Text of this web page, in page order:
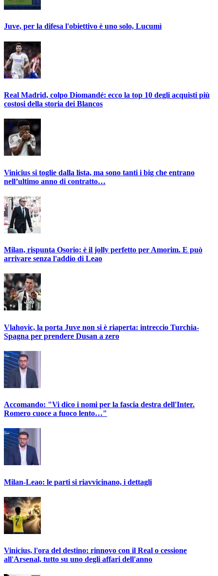
Juve, per la difesa l'obiettivo è uno solo, Lucumì
Real Madrid, colpo Diomandé: ecco la top 10 degli acquisti più
costosi della storia dei Blancos
Vinicius si toglie dalla lista, ma sono tanti i big che entrano
nell’ultimo anno di contratto…
Milan, rispunta Osorio: è il jolly perfetto per Amorim. E può
arrivare senza l'addio di Leao
Vlahovic, la porta Juve non si è riaperta: intreccio Turchia-
Spagna per prendere Dusan a zero
Accomando: "Vi dico i nomi per la fascia destra dell'Inter.
Romero cuoce a fuoco lento…"
Milan-Leao: le parti si riavvicinano, i dettagli
Vinicius, l'ora del destino: rinnovo con il Real o cessione
all'Arsenal, tutto su uno degli affari dell'anno